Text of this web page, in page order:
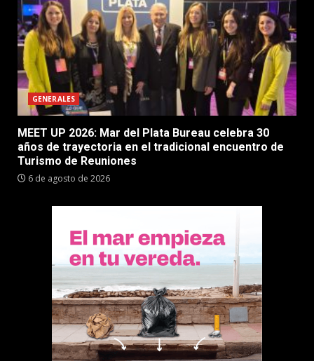
GENERALES
MEET UP 2026: Mar del Plata Bureau celebra 30
años de trayectoria en el tradicional encuentro de
Turismo de Reuniones
6 de agosto de 2026